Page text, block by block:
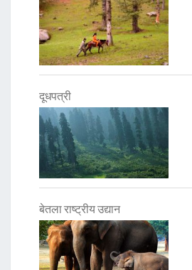
दूधपत्री
बेतला राष्ट्रीय उद्यान